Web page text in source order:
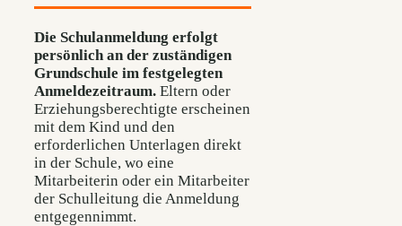
Die Schulanmeldung erfolgt
persönlich an der zuständigen
Grundschule im festgelegten
Anmeldezeitraum. Eltern oder
Erziehungsberechtigte erscheinen
mit dem Kind und den
erforderlichen Unterlagen direkt
in der Schule, wo eine
Mitarbeiterin oder ein Mitarbeiter
der Schulleitung die Anmeldung
entgegennimmt.